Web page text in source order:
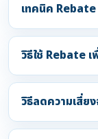
เทคนิค
วิธีใช้ Rebate
วิธีลดความเสี่ย